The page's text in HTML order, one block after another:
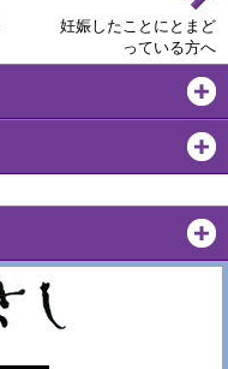
妊娠したことにとまど
っている方へ